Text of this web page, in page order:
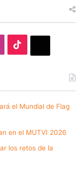
el Mundial de Flag
en el MUTVI 2026
los retos de la